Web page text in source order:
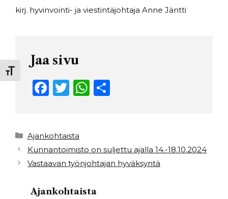
Toggle Font size
kirj. hyvinvointi- ja viestintäjohtaja Anne Jäntti
Jaa sivu
F
e
b
o
o
T
t
e
r
W
A
p
p
Kategoriat
Ajankohtaista
Kunnantoimisto on suljettu ajalla 14.-18.10.2024
Vastaavan työnjohtajan hyväksyntä
Ajankohtaista